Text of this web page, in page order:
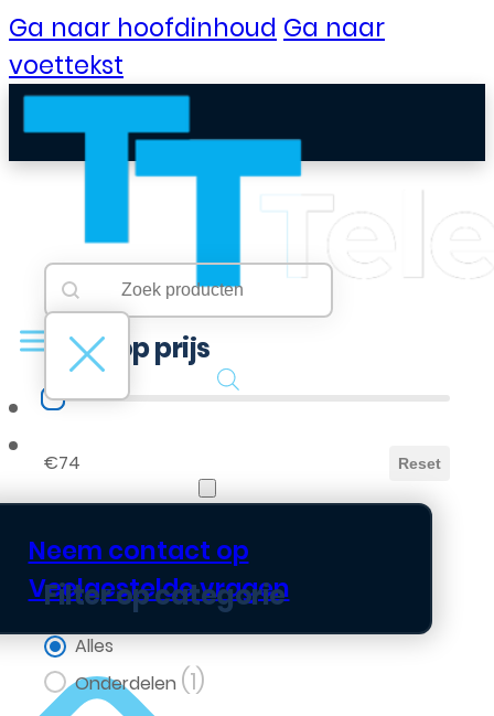
Ga naar hoofdinhoud Ga naar
voettekst
B2B Portaal
Neem contact op
Veelgestelde vragen
Searchbar
Search content
Filter op prijs
Filter op prijs
€74 Reset
Filter op categorie
Filter op categorie
Alles
Onderdelen (1)